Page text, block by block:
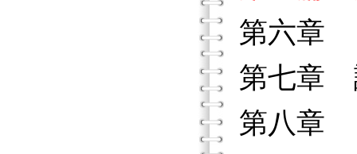
第六章
第七章
第八章